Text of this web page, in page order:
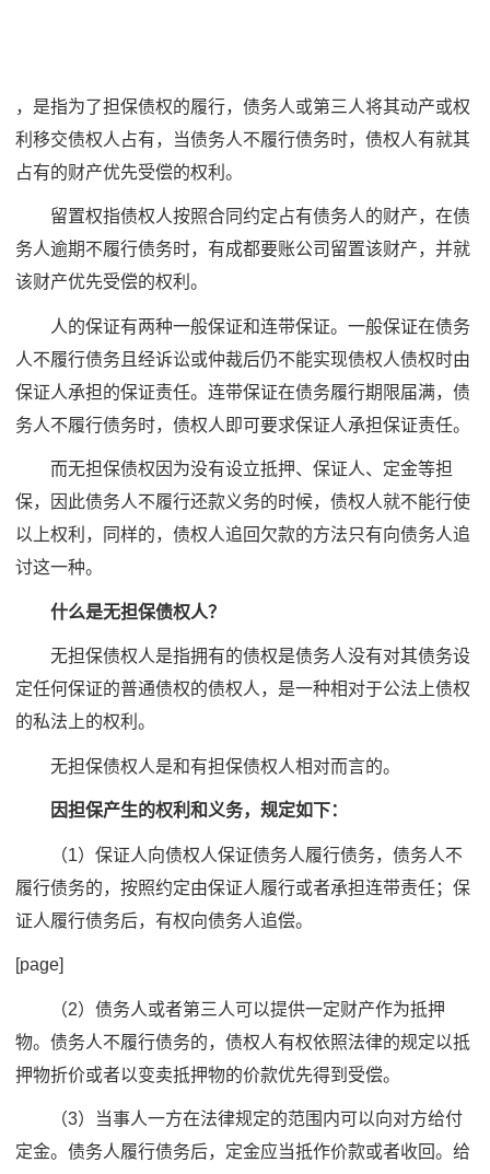
，是指为了担保债权的履行，债务人或第三人将其动产或权
利移交债权人占有，当债务人不履行债务时，债权人有就其
占有的财产优先受偿的权利。
留置权指债权人按照合同约定占有债务人的财产，在债
务人逾期不履行债务时，有成都要账公司留置该财产，并就
该财产优先受偿的权利。
人的保证有两种一般保证和连带保证。一般保证在债务
人不履行债务且经诉讼或仲裁后仍不能实现债权人债权时由
保证人承担的保证责任。连带保证在债务履行期限届满，债
务人不履行债务时，债权人即可要求保证人承担保证责任。
而无担保债权因为没有设立抵押、保证人、定金等担
保，因此债务人不履行还款义务的时候，债权人就不能行使
以上权利，同样的，债权人追回欠款的方法只有向债务人追
讨这一种。
什么是无担保债权人？
无担保债权人是指拥有的债权是债务人没有对其债务设
定任何保证的普通债权的债权人，是一种相对于公法上债权
的私法上的权利。
无担保债权人是和有担保债权人相对而言的。
因担保产生的权利和义务，规定如下：
（1）保证人向债权人保证债务人履行债务，债务人不
履行债务的，按照约定由保证人履行或者承担连带责任；保
证人履行债务后，有权向债务人追偿。
[page]
（2）债务人或者第三人可以提供一定财产作为抵押
物。债务人不履行债务的，债权人有权依照法律的规定以抵
押物折价或者以变卖抵押物的价款优先得到受偿。
（3）当事人一方在法律规定的范围内可以向对方给付
定金。债务人履行债务后，定金应当抵作价款或者收回。给